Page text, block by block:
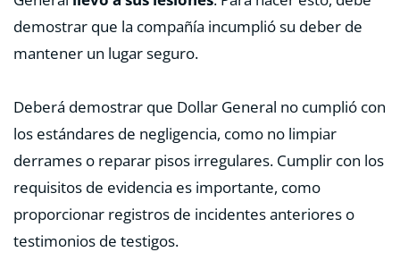
demostrar que la compañía incumplió su deber de
mantener un lugar seguro.
Deberá demostrar que Dollar General no cumplió con
los estándares de negligencia, como no limpiar
derrames o reparar pisos irregulares. Cumplir con los
requisitos de evidencia es importante, como
proporcionar registros de incidentes anteriores o
testimonios de testigos.